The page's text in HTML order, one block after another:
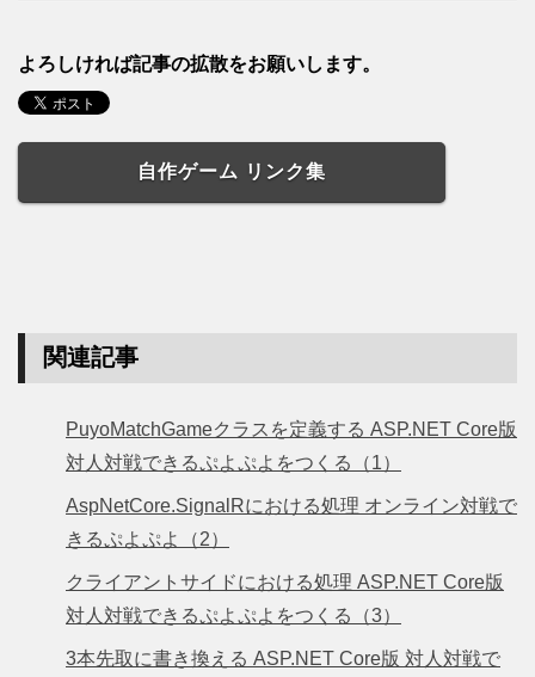
よろしければ記事の拡散をお願いします。
自作ゲーム リンク集
関連記事
PuyoMatchGameクラスを定義する ASP.NET Core版
対人対戦できるぷよぷよをつくる（1）
AspNetCore.SignalRにおける処理 オンライン対戦で
きるぷよぷよ（2）
クライアントサイドにおける処理 ASP.NET Core版
対人対戦できるぷよぷよをつくる（3）
3本先取に書き換える ASP.NET Core版 対人対戦で